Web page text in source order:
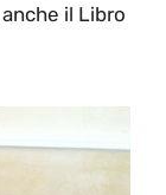
il Libro